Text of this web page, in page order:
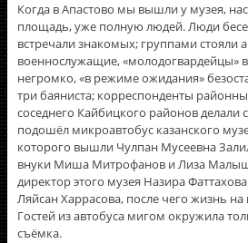
Когда в Апастово мы вышли у музея,
площадь, уже полную людей. Люди
встречали знакомых; группами стояли
военнослужащие, «молодогвардейцы»
негромко, «в режиме ожидания»
три баяниста; корреспонденты
соседнего Кайбицкого районов
подошёл микроавтобус казанского
которого вышли Чулпан Мусеевна
внуки Миша Митрофанов и Лиза
директор этого музея Назира
Ляйсан Харрасова, после чего жизнь
Гостей из автобуса мигом окружила
съёмка.